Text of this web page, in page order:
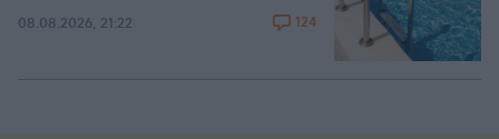
08.08.2026, 21:22 124